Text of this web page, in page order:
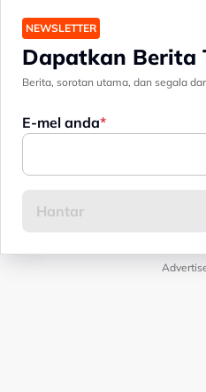
NEWSLETTER
Dapatkan Berita
Berita, sorotan utama, dan segala
E-mel anda